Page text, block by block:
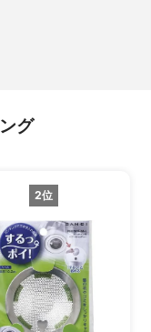
グ
2位